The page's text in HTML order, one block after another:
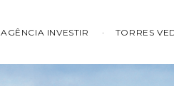
AGÊNCIA INVESTIR TORRES